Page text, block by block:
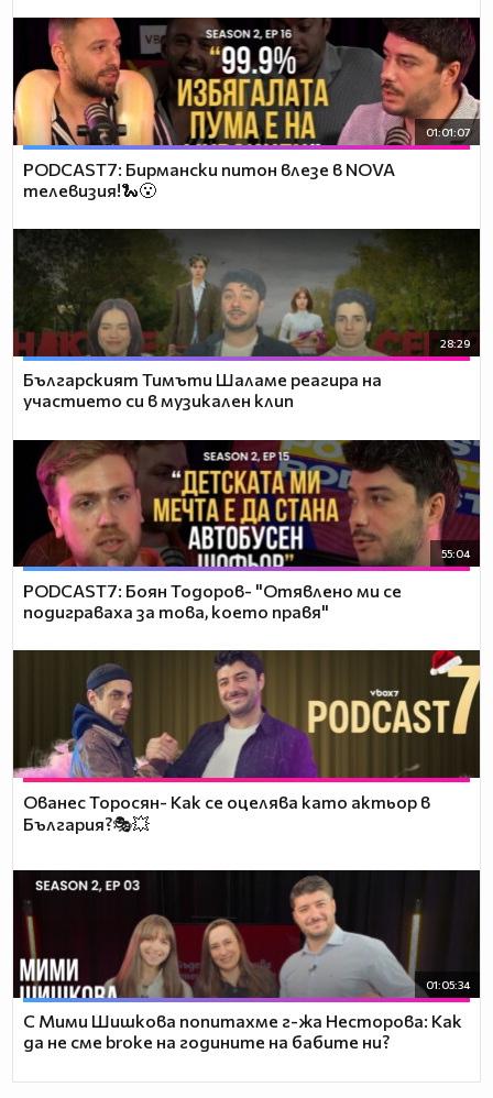
01:01:07
PODCAST7: Бирмански питон влезе в NOVA
телевизия!🐍😮
28:29
Българският Тимъти Шаламе реагира на
участието си в музикален клип
55:04
PODCAST7: ‪Боян Тодоров- "Отявлено ми се
подиграваха за това, което правя"
Ованес Торосян- Как се оцелява като актьор в
България?🎭💥
01:05:34
С Мими Шишкова попитахме г-жа Несторова: Как
да не сме broke на годините на бабите ни?